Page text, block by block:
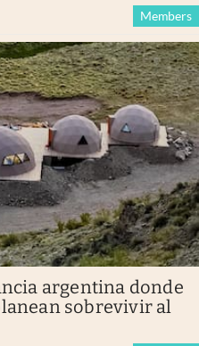
Members
argentina donde
sobrevivir al